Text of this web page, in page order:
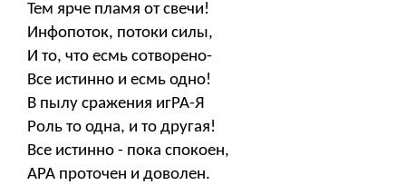
Тем ярче пламя от свечи!
Инфопоток, потоки силы,
И то, что есмь сотворено-
Все истинно и есмь одно!
В пылу сражения игРА-Я
Роль то одна, и то другая!
Все истинно - пока спокоен,
АРА проточен и доволен.